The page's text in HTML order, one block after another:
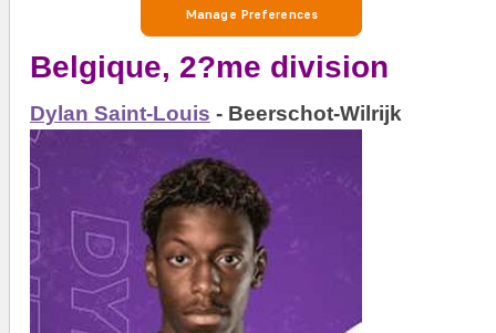
Belgique, 2?me division
Dylan Saint-Louis - Beerschot-Wilrijk